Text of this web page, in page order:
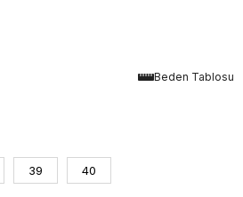
Beden Tablosu
39 40